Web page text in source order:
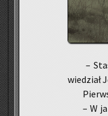
–
wie­dział
– W